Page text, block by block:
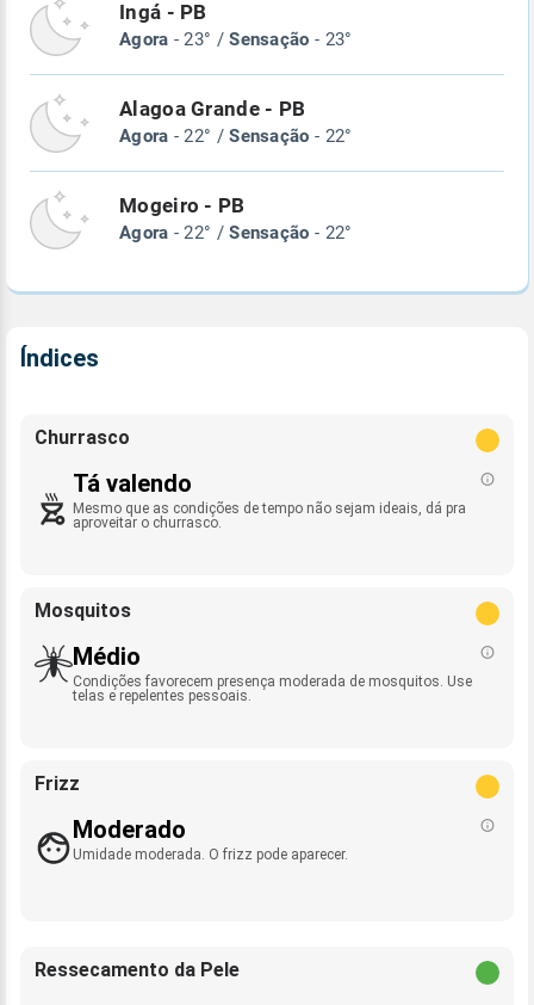
Ingá - PB
Agora - 23° /Sensação - 23°
Alagoa Grande - PB
Agora - 22° /Sensação - 22°
Mogeiro - PB
Agora - 22° /Sensação - 22°
Índices
Churrasco
Tá valendo
Mesmo que as condições de tempo não sejam ideais, dá pra
aproveitar o churrasco.
Mosquitos
Médio
Condições favorecem presença moderada de mosquitos. Use
telas e repelentes pessoais.
Frizz
Moderado
Umidade moderada. O frizz pode aparecer.
Ressecamento da Pele